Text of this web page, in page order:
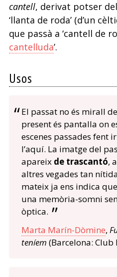
cantell, derivat potser
‘llanta de roda’ (d’un
que passà a ‘cantell de
cantelluda’.
Usos
El passat no és mirall
present és pantalla on
escenes passades fent
l’aquí. La imatge del
apareix de trascantó,
altres vegades tan
mateix ja ens indica
una memòria-somni
òptica.
Marta Marín-Dòmine,
teníem (Barcelona: Club